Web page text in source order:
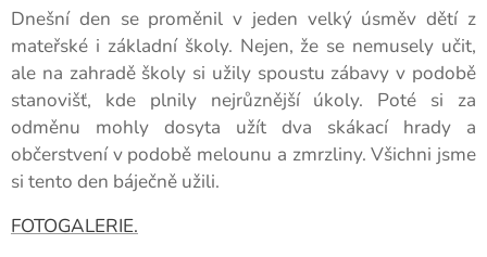
Dnešní den se proměnil v jeden velký úsměv dětí z
mateřské i základní školy. Nejen, že se nemusely učit,
ale na zahradě školy si užily spoustu zábavy v podobě
stanovišť, kde plnily nejrůznější úkoly. Poté si za
odměnu mohly dosyta užít dva skákací hrady a
občerstvení v podobě melounu a zmrzliny. Všichni jsme
si tento den báječně užili.
FOTOGALERIE.